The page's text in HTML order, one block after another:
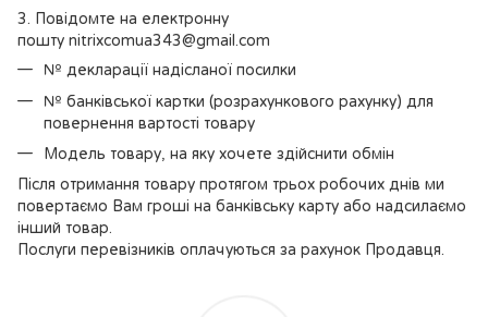
3. Повідомте на електронну
пошту nitrixcomua343@gmail.com
№ декларації надісланої посилки
№ банківської картки (розрахункового рахунку) для
повернення вартості товару
Модель товару, на яку хочете здійснити обмін
Після отримання товару протягом трьох робочих днів ми
повертаємо Вам гроші на банківську карту або надсилаємо
інший товар.
Послуги перевізників оплачуються за рахунок Продавця.